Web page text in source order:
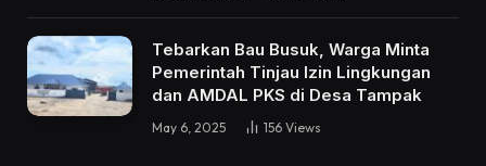
Tebarkan Bau Busuk, Warga Minta
Pemerintah Tinjau Izin Lingkungan
dan AMDAL PKS di Desa Tampak
May 6, 2025 156 Views